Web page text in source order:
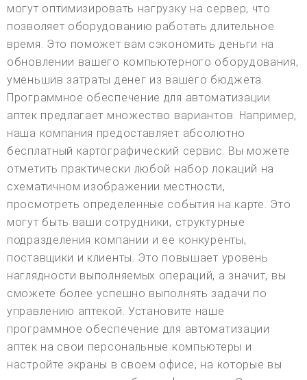
могут оптимизировать нагрузку на сервер, что
позволяет оборудованию работать длительное
время. Это поможет вам сэкономить деньги на
обновлении вашего компьютерного оборудования,
уменьшив затраты денег из вашего бюджета.
Программное обеспечение для автоматизации
аптек предлагает множество вариантов. Например,
наша компания предоставляет абсолютно
бесплатный картографический сервис. Вы можете
отметить практически любой набор локаций на
схематичном изображении местности,
просмотреть определенные события на карте. Это
могут быть ваши сотрудники, структурные
подразделения компании и ее конкуренты,
поставщики и клиенты. Это повышает уровень
наглядности выполняемых операций, а значит, вы
сможете более успешно выполнять задачи по
управлению аптекой. Установите наше
программное обеспечение для автоматизации
аптек на свои персональные компьютеры и
настройте экраны в своем офисе, на которые вы